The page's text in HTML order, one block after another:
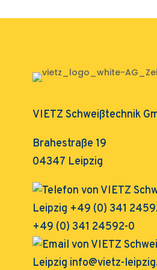
VIETZ Schweißtechnik
Brahestraße 19
04347 Leipzig
+49 (0) 341 24592-0